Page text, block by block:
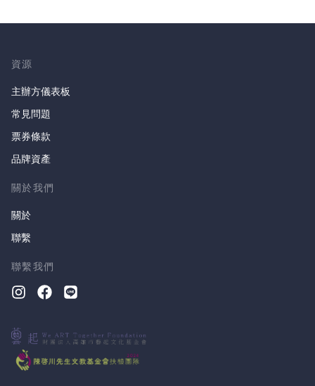
資源
主辦方儀表板
常見問題
票券條款
品牌資產
關於我們
關於
聯繫
聯繫我們